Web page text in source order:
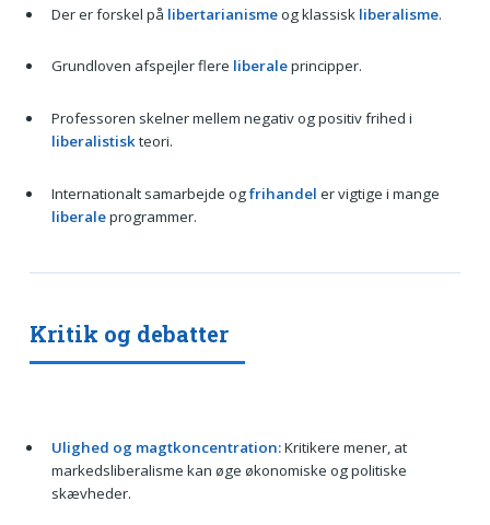
Der er forskel på libertarianismeog klassisk liberalisme.
Grundloven afspejler flere liberaleprincipper.
Professoren skelner mellem negativ og positiv frihed i
liberalistiskteori.
Internationalt samarbejde ogfrihandel er vigtige i mange
liberaleprogrammer.
Kritik og debatter
Ulighed og magtkoncentration:Kritikere mener, at
markedsliberalisme kan øge økonomiske og politiske
skævheder.